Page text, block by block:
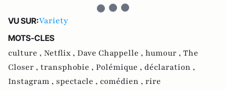
VU SUR:Variety
MOTS-CLES
culture , Netflix , Dave Chappelle , humour , The
Closer , transphobie , Polémique , déclaration ,
Instagram , spectacle , comédien , rire